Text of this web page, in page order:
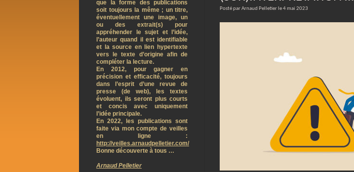
Posté par Arnaud Pelletier le 4 mai 2023
que la forme des publications
soit toujours la même ; un titre,
éventuellement une image, un
ou des extrait(s) pour
appréhender le sujet et l’idée,
l’auteur quand il est identifiable
et la source en lien hypertexte
vers le texte d’origine afin de
compléter la lecture.
En 2012, pour gagner en
précision et efficacité, toujours
dans l’esprit d’une revue de
presse (de web), les textes
évoluent, ils seront plus courts
et concis avec uniquement
l’idée principale.
En 2022, les publications sont
faite via mon compte de veilles
en ligne :
http://veilles.arnaudpelletier.com/
Bonne découverte à tous …
Arnaud Pelletier